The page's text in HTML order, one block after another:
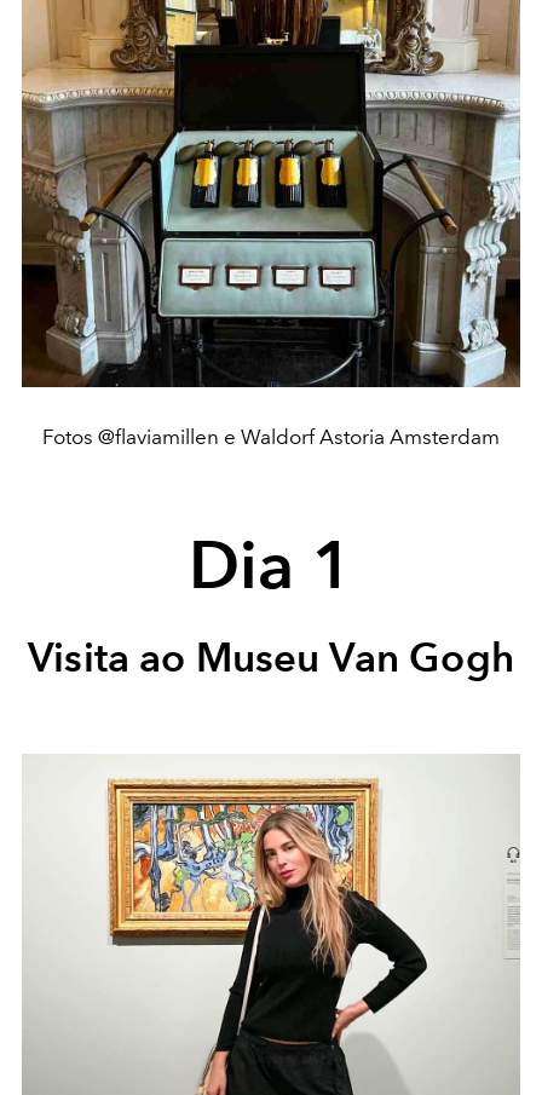
Fotos @flaviamillen e Waldorf Astoria Amsterdam
Dia 1
Visita ao Museu Van Gogh